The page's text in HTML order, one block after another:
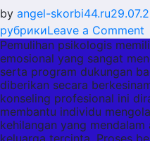
by angel-skorbi44.ru
рубрикиLeave a Comment
Pemulihan psikologis
emosional yang sangat
serta program dukungan
diberikan secara
konseling profesional ini
membantu individu
kehilangan yang
keluarga tercinta. Proses